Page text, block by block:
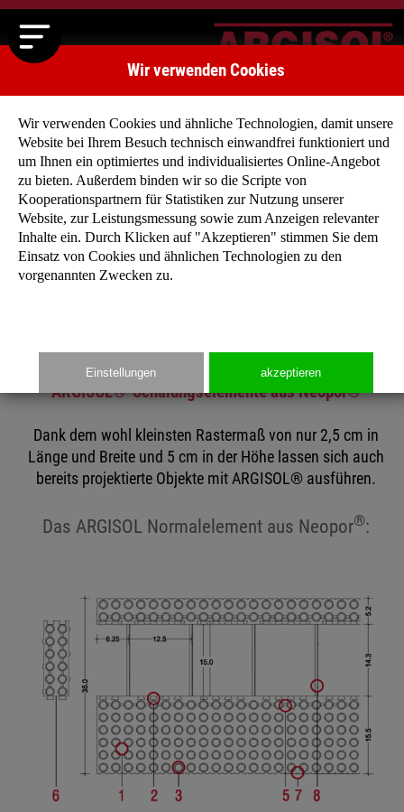
Zurück Weiter
ARGISOL®-Schalungselemente aus Neopor®
Dank dem wohl kleinsten Rastermaß von nur 2,5 cm in
Länge und Breite und 5 cm in der Höhe lassen sich auch
bereits projektierte Objekte mit ARGISOL® ausführen.
Das ARGISOL Normalelement aus Neopor®:
Wir verwenden Cookies
Wir verwenden Cookies und ähnliche Technologien, damit unsere
Website bei Ihrem Besuch technisch einwandfrei funktioniert und
um Ihnen ein optimiertes und individualisiertes Online-Angebot
zu bieten. Außerdem binden wir so die Scripte von
Kooperationspartnern für Statistiken zur Nutzung unserer
Website, zur Leistungsmessung sowie zum Anzeigen relevanter
Inhalte ein. Durch Klicken auf "Akzeptieren" stimmen Sie dem
Einsatz von Cookies und ähnlichen Technologien zu den
vorgenannten Zwecken zu.
Einstellungen akzeptieren